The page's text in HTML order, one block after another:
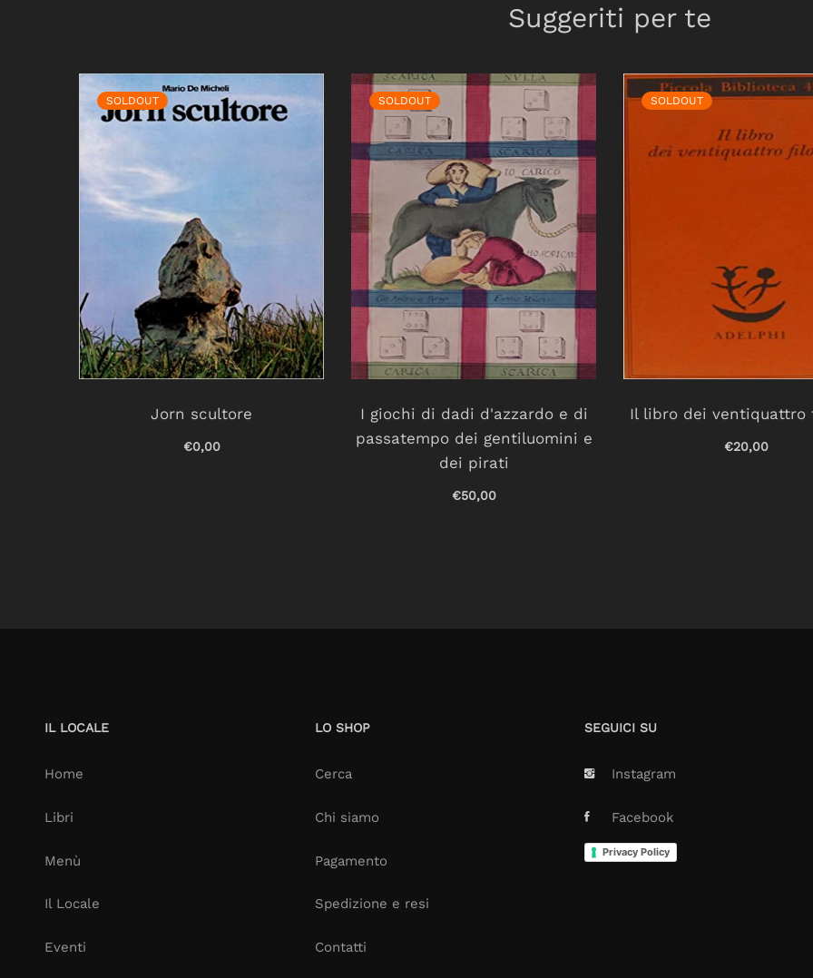
Suggeriti per te
SOLDOUT
Jorn scultore
€0,00
SOLDOUT
I giochi di dadi d'azzardo e di
passatempo dei gentiluomini e
dei pirati
€50,00
SOLDOUT
Il libro dei ventiquattro
€20,00
IL LOCALE
Home
Libri
Menù
Il Locale
Eventi
LO SHOP
Cerca
Chi siamo
Pagamento
Spedizione e resi
Contatti
SEGUICI SU
Instagram
Facebook
Privacy Policy